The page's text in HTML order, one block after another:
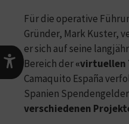
Für die operative
Gründer, Mark Kuster,
er sich auf seine
Bereich der«virtuellen
Camaquito España
Spanien
verschiedenen